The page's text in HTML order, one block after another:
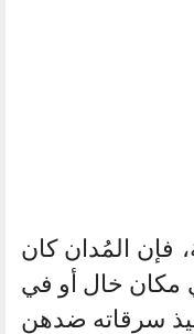
فإن المُدان كان
مكان خال أو في
سرقاته ضدهن